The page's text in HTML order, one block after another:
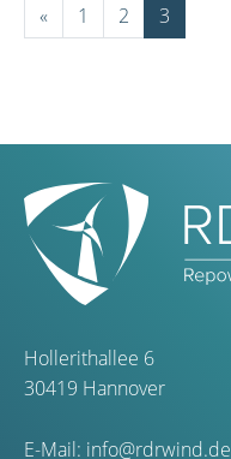
« 1 2 3
Hollerithallee 6
30419 Hannover
E-Mail: info@rdrwind.de